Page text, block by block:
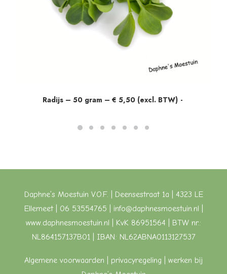
Radijs – 50 gram – € 5,50 (excl. BTW)
Daphne’s Moestuin V.O.F. | Deensestraat 1a | 4323 LE
Ellemeet | 06 53554765 | info@daphnesmoestuin.nl
www.daphnesmoestuin.nl | KvK 86951564 | BTW nr.:
NL864157137B01 | IBAN: NL62ABNA0113127537
Algemene voorwaarden | privacyregeling | werken bij